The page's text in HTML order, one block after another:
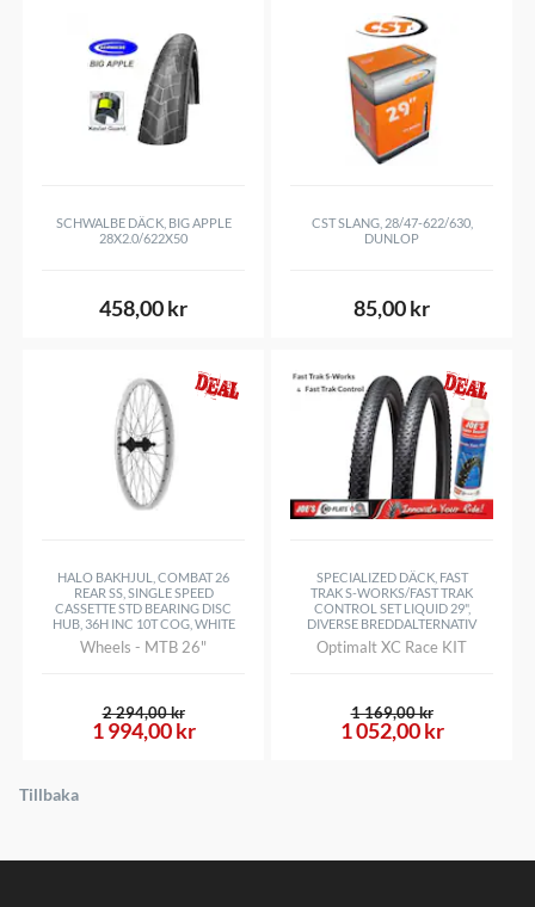
SCHWALBE DÄCK, BIG APPLE
28X2.0/622X50
458,00 kr
CST SLANG, 28/47-622/630,
DUNLOP
85,00 kr
HALO BAKHJUL, COMBAT 26
REAR SS, SINGLE SPEED
CASSETTE STD BEARING DISC
HUB, 36H INC 10T COG, WHITE
Wheels - MTB 26"
1 994,00 kr
2 294,00 kr
SPECIALIZED DÄCK, FAST
TRAK S-WORKS/FAST TRAK
CONTROL SET LIQUID 29",
DIVERSE BREDDALTERNATIV
Optimalt XC Race KIT
1 052,00 kr
1 169,00 kr
Tillbaka